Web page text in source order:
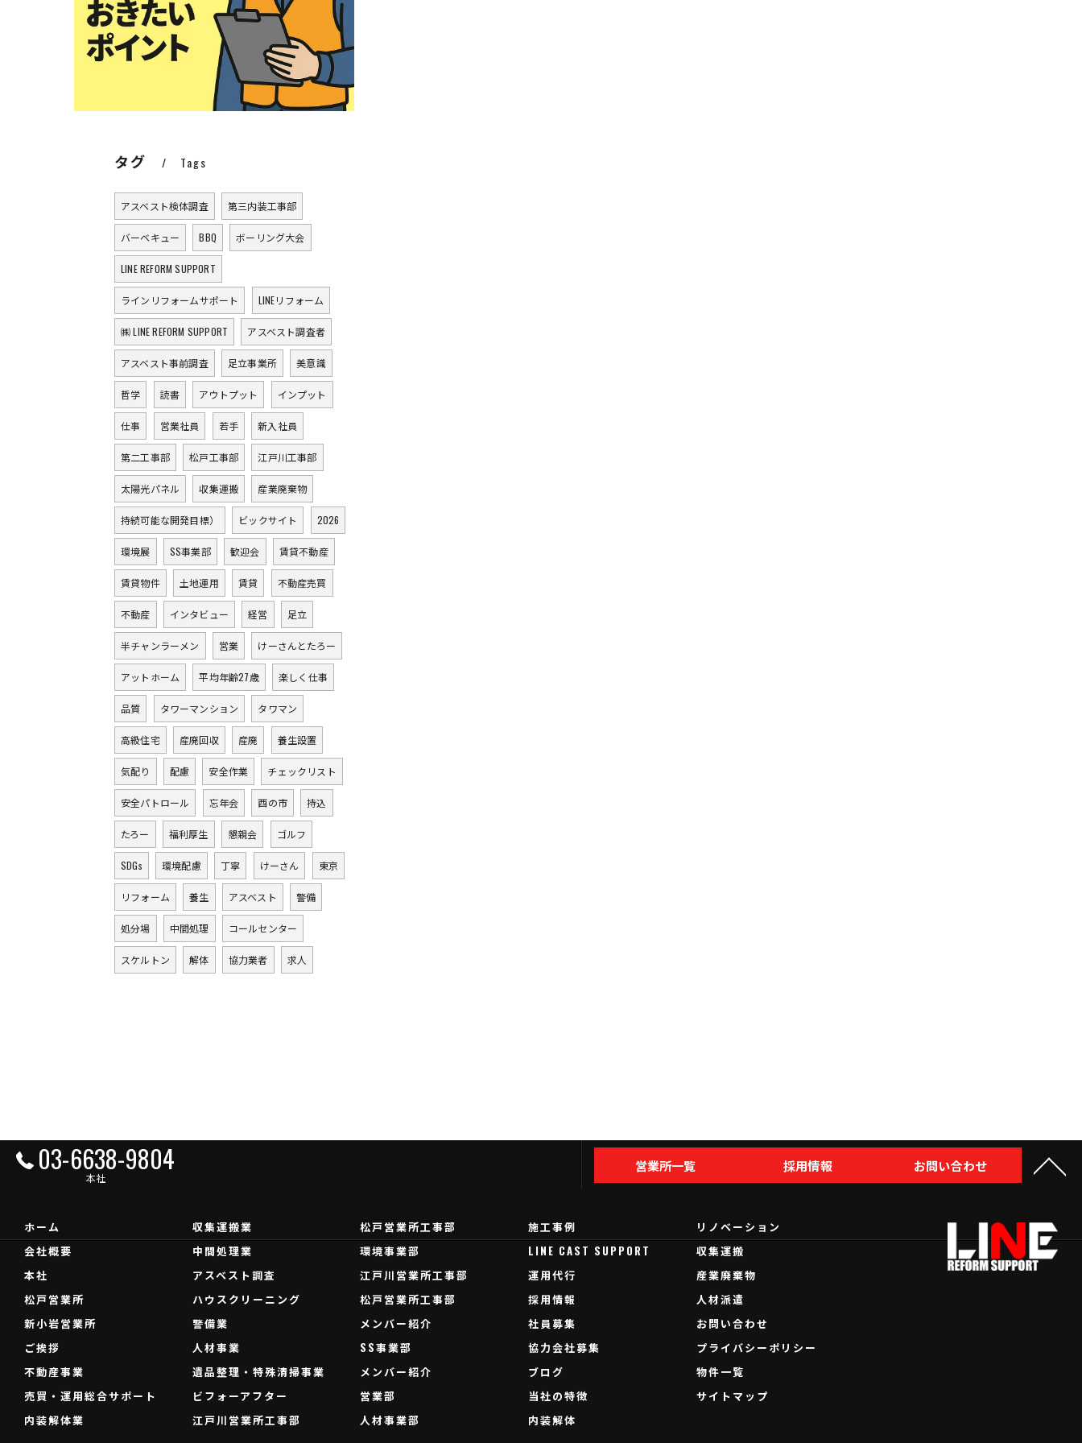
タグ Tags
アスベスト検体調査 第三内装工事部
バーベキュー BBQ ボーリング大会
LINE REFORM SUPPORT
ラインリフォームサポート LINEリフォーム
㈱ LINE REFORM SUPPORT アスベスト調査者
アスベスト事前調査 足立事業所 美意識
哲学 読書 アウトプット インプット
仕事 営業社員 若手 新入社員
第二工事部 松戸工事部 江戸川工事部
太陽光パネル 収集運搬 産業廃棄物
持続可能な開発目標） ビックサイト 2026
環境展 SS事業部 歓迎会 賃貸不動産
賃貸物件 土地運用 賃貸 不動産売買
不動産 インタビュー 経営 足立
半チャンラーメン 営業 けーさんとたろー
アットホーム 平均年齢27歳 楽しく仕事
品質 タワーマンション タワマン
高級住宅 産廃回収 産廃 養生設置
気配り 配慮 安全作業 チェックリスト
安全パトロール 忘年会 酉の市 持込
たろー 福利厚生 懇親会 ゴルフ
SDGs 環境配慮 丁寧 けーさん 東京
リフォーム 養生 アスベスト 警備
処分場 中間処理 コールセンター
スケルトン 解体 協力業者 求人
03-6638-9804
本社
営業所一覧 採用情報 お問い合わせ
ホーム
会社概要
本社
松戸営業所
新小岩営業所
ご挨拶
不動産事業
売買・運用総合サポート
内装解体業
収集運搬業
中間処理業
アスベスト調査
ハウスクリーニング
警備業
人材事業
遺品整理・特殊清掃事業
ビフォーアフター
江戸川営業所工事部
松戸営業所工事部
環境事業部
江戸川営業所工事部
松戸営業所工事部
メンバー紹介
SS事業部
メンバー紹介
営業部
人材事業部
施工事例
LINE CAST SUPPORT
運用代行
採用情報
社員募集
協力会社募集
ブログ
当社の特徴
内装解体
リノベーション
収集運搬
産業廃棄物
人材派遣
お問い合わせ
プライバシーポリシー
物件一覧
サイトマップ